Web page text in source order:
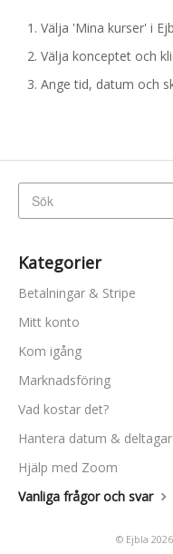
Välja 'Mina kurser' i
Välja konceptet och
Ange tid, datum och
Kategorier
Betalningar & Stripe
Mitt konto
Kom igång
Marknadsföring
Vad kostar det?
Hantera datum &
Hjälp med Zoom
Vanliga frågor och svar
© Ejbla